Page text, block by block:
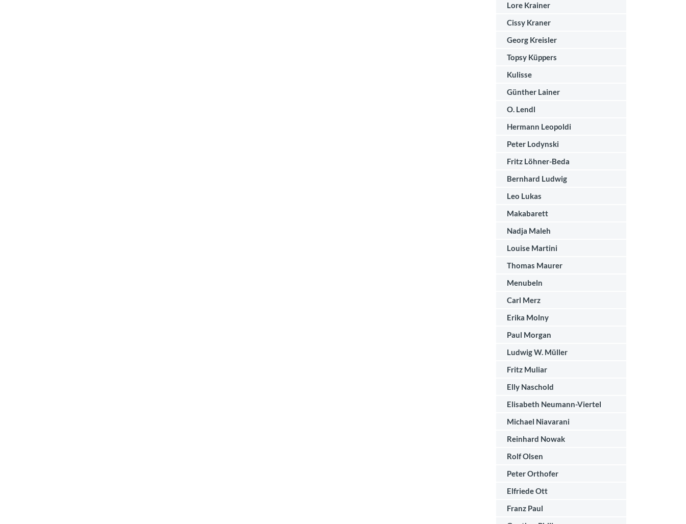
Lore Krainer
Cissy Kraner
Georg Kreisler
Topsy Küppers
Kulisse
Günther Lainer
O. Lendl
Hermann Leopoldi
Peter Lodynski
Fritz Löhner-Beda
Bernhard Ludwig
Leo Lukas
Makabarett
Nadja Maleh
Louise Martini
Thomas Maurer
Menubeln
Carl Merz
Erika Molny
Paul Morgan
Ludwig W. Müller
Fritz Muliar
Elly Naschold
Elisabeth Neumann-Viertel
Michael Niavarani
Reinhard Nowak
Rolf Olsen
Peter Orthofer
Elfriede Ott
Franz Paul